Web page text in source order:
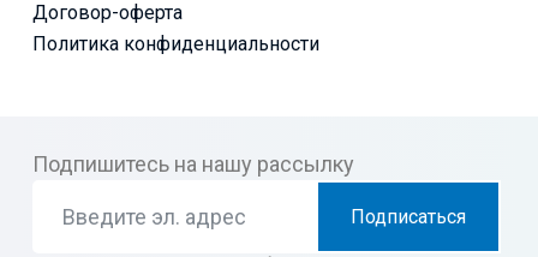
Договор-оферта
Политика конфиденциальности
Подпишитесь на нашу рассылку
Подписаться